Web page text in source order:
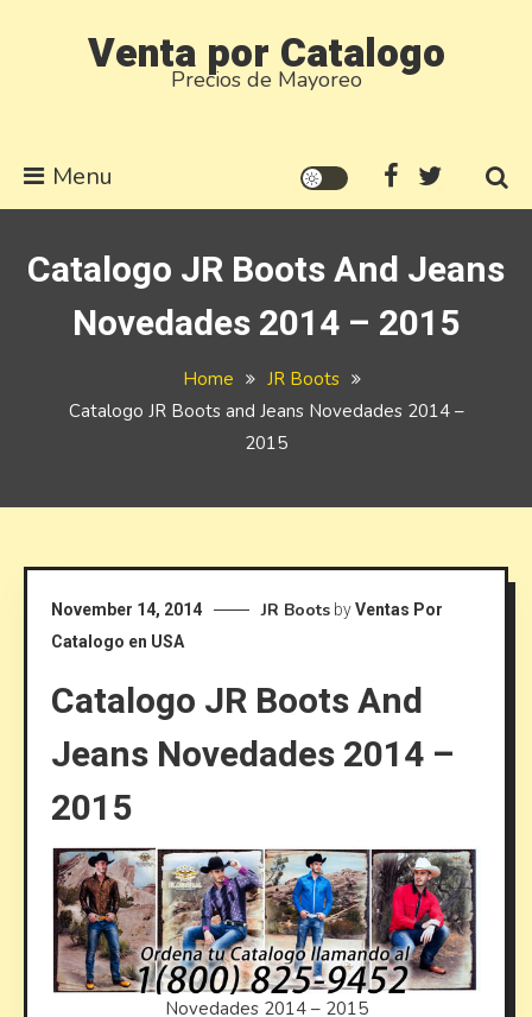
Venta por Catalogo
Precios de Mayoreo
Menu
Catalogo JR Boots And Jeans
Novedades 2014 – 2015
Home
JR Boots
Catalogo JR Boots and Jeans Novedades 2014 –
2015
November 14, 2014 JR Boots byVentas Por
Catalogo en USA
Catalogo JR Boots And
Jeans Novedades 2014 –
2015
Novedades 2014 – 2015